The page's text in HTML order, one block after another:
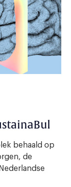
behaald op
de